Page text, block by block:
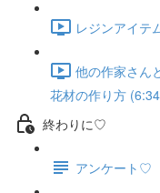
レジンアイテ
他の作家さん
花材の作り方
終わりに♡
アンケート♡